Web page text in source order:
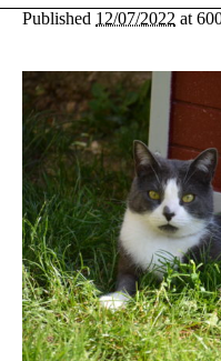
Published 12/07/2022 at